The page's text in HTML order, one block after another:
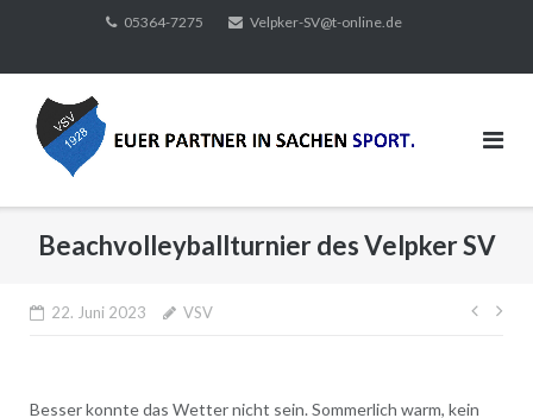
Inhalt
05364-7275 Velpker-SV@t-online.de
Beachvolleyballturnier des Velpker SV
22. Juni 2023 VSV
Besser konnte das Wetter nicht sein. Sommerlich warm, kein